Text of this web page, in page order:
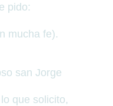
pido:
mucha fe).
san Jorge
que solicito,